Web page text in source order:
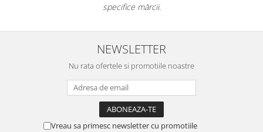
specifice mărcii.
NEWSLETTER
Nu rata ofertele si promotiile noastre
Vreau sa primesc newsletter cu promotiile